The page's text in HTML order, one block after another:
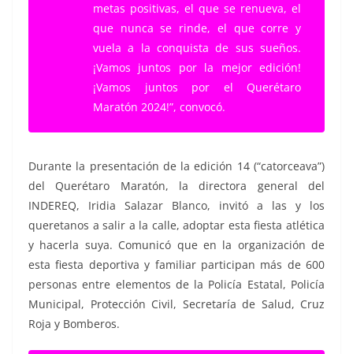
metas positivas, el que se renueva, el
que nunca se rinde, el que corre y
vuela a la conquista de sus sueños.
¡Vamos juntos por la mejor edición!
¡Vamos juntos por el Querétaro
Maratón 2024!”, convocó.
Durante la presentación de la edición 14 (“catorceava”)
del Querétaro Maratón, la directora general del
INDEREQ, Iridia Salazar Blanco, invitó a las y los
queretanos a salir a la calle, adoptar esta fiesta atlética
y hacerla suya. Comunicó que en la organización de
esta fiesta deportiva y familiar participan más de 600
personas entre elementos de la Policía Estatal, Policía
Municipal, Protección Civil, Secretaría de Salud, Cruz
Roja y Bomberos.